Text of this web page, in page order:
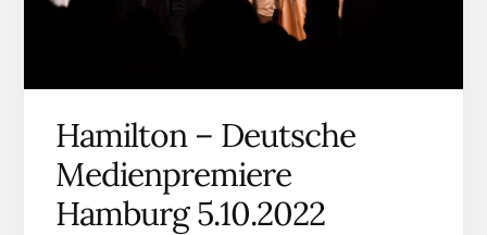
Hamilton – Deutsche
Medienpremiere
Hamburg 5.10.2022